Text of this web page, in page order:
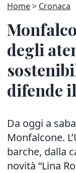
Home Cronaca
degli
difende
Da oggi a
Monfalcone.
barche, dalla
novità “Lina